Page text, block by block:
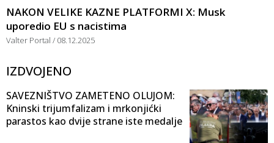
NAKON VELIKE KAZNE PLATFORMI X: Musk
uporedio EU s nacistima
Valter Portal 08.12.2025
IZDVOJENO
SAVEZNIŠTVO ZAMETENO OLUJOM:
Kninski trijumfalizam i mrkonjićki
parastos kao dvije strane iste medalje